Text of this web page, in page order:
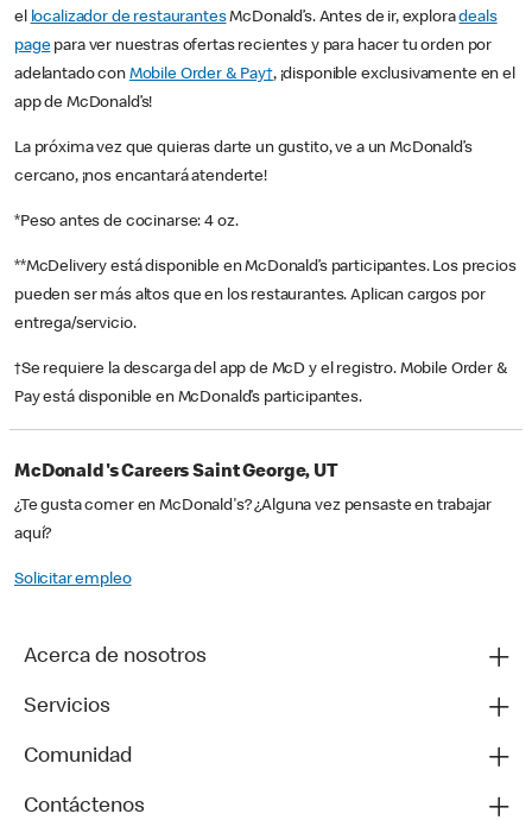
el localizador de restaurantesMcDonald’s. Antes de ir, exploradeals
pagepara ver nuestras ofertas recientes y para hacer tu orden por
adelantado con Mobile Order & Pay†, ¡disponible exclusivamente en el
app de McDonald’s!
La próxima vez que quieras darte un gustito, ve a un McDonald’s
cercano, ¡nos encantará atenderte!
*Peso antes de cocinarse: 4 oz.
**McDelivery está disponible en McDonald’s participantes. Los precios
pueden ser más altos que en los restaurantes. Aplican cargos por
entrega/servicio.
†Se requiere la descarga del app de McD y el registro. Mobile Order &
Pay está disponible en McDonald’s participantes.
McDonald's Careers Saint George, UT
¿Te gusta comer en McDonald's? ¿Alguna vez pensaste en trabajar
aquí?
Solicitar empleo
Acerca de nosotros
Servicios
Comunidad
Contáctenos